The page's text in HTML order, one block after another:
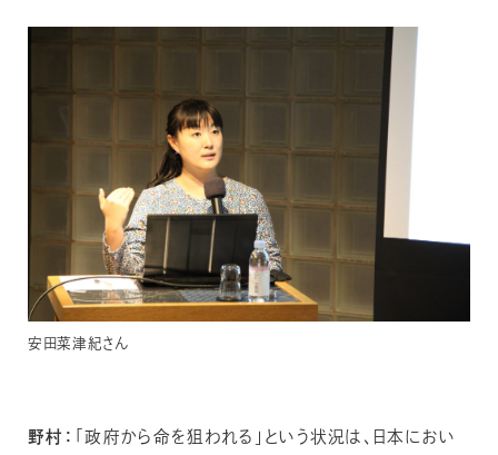
安田菜津紀さん
野村： 「政府から命を狙われる」という状況は、日本におい